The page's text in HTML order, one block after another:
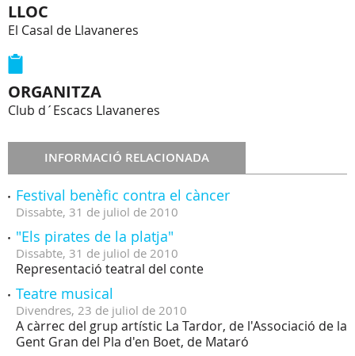
LLOC
El Casal de Llavaneres
ORGANITZA
Club d´Escacs Llavaneres
INFORMACIÓ RELACIONADA
Festival benèfic contra el càncer
Dissabte, 31 de juliol de 2010
"Els pirates de la platja"
Dissabte, 31 de juliol de 2010
Representació teatral del conte
Teatre musical
Divendres, 23 de juliol de 2010
A càrrec del grup artístic La Tardor, de l'Associació de la
Gent Gran del Pla d'en Boet, de Mataró